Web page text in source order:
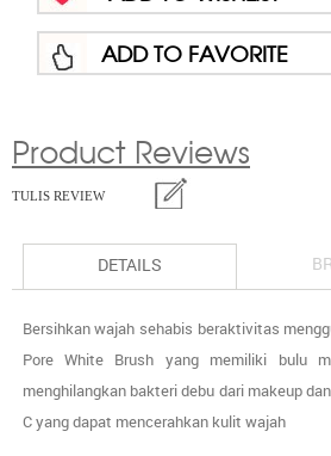
ADD TO FAVORITE
Product Reviews
TULIS REVIEW
DETAILS
Bersihkan wajah sehabis beraktivitas
Pore White Brush yang memiliki bulu
menghilangkan bakteri debu dari makeup
C yang dapat mencerahkan kulit wajah